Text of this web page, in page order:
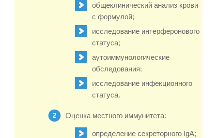
общеклинический анализ крови
с формулой;
исследование интерферонового
статуса;
аутоиммунологические
обследования;
исследование инфекционного
статуса.
Оценка местного иммунитета:
определение секреторного IgA;